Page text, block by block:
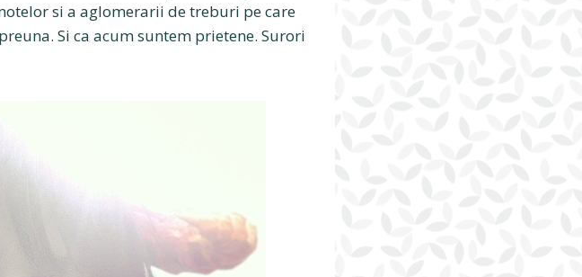
si a aglomerarii de treburi pe care
Si ca acum suntem prietene. Surori